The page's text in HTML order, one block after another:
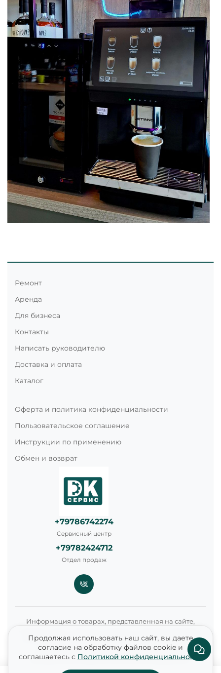
Ремонт
Аренда
Для бизнеса
Контакты
Написать руководителю
Доставка и оплата
Каталог
Оферта и политика конфиденциальности
Пользовательское соглашение
Инструкции по применению
Обмен и возврат
+79786742274
Сервисный центр
+79782424712
Отдел продаж
Информация о товарах, представленная на сайте,
носит справочный характер и не является публичной
офертой в соответствии со статьями 435 и 437
Гражданского кодекса Российской Федерации.
Продолжая использовать наш сайт, вы даете
согласие на обработку файлов cookie и
соглашаетесь с Политикой конфиденциальности